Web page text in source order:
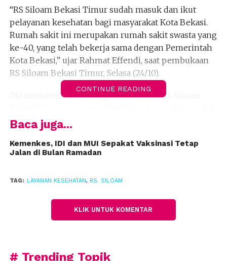
“RS Siloam Bekasi Timur sudah masuk dan ikut
pelayanan kesehatan bagi masyarakat Kota Bekasi.
Rumah sakit ini merupakan rumah sakit swasta yang
ke-40, yang telah bekerja sama dengan Pemerintah
Kota Bekasi,” ujar Rahmat Effendi, saat pembukaan
RS Siloam Bekasi Timur, Selasa (24/10). ‎
Dia menambahkan, dengan kehadiran RS Siloam
mendapat akses pelayanan rumah, baik pelayanan
bertaraf internasional maupun untuk pelayanan
masyarakat tidak mampu. RS Siloam ini telah
Siloam Bekasi Timur, ada dua blok masing-masing
delapan lantai dan akan dibangun lagi delapan
CONTINUE READING
Baca juga...
Kemenkes, IDI dan MUI Sepakat Vaksinasi Tetap
Jalan di Bulan Ramadan
TAG: LAYANAN KESEHATAN, RS. SILOAM
KLIK UNTUK KOMENTAR
# Trending Topik